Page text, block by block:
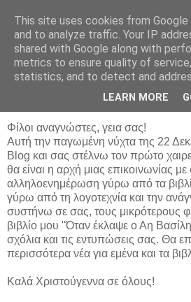
Sofiaparaschou
Δευτέρα 22 Δεκεμβρίου 2008
Σοφία Παράσχου: Πρώτη
Φίλοι αναγνώστες, γεια σας!
Αυτή την παγωμένη νύχτα της 22
Blog και σας στέλνω τον πρώτο
θα είναι η αρχή μιας επικοινωνίας
αλληλοενημέρωση γύρω από τα
γύρω από τη λογοτεχνία και την
συστήνω σε σας, τους μικρότερους
βιβλίο μου "Όταν έκλαψε ο Αη
σχόλια και τις εντυπώσεις σας. Θα
περισσότερα νέα για εμένα και τα
Καλά Χριστούγεννα σε όλους!
This site uses cookies from
and to analyze traffic. Your IP
shared with Google along with
metrics to ensure quality of
statistics, and to detect and
LEARN MORE